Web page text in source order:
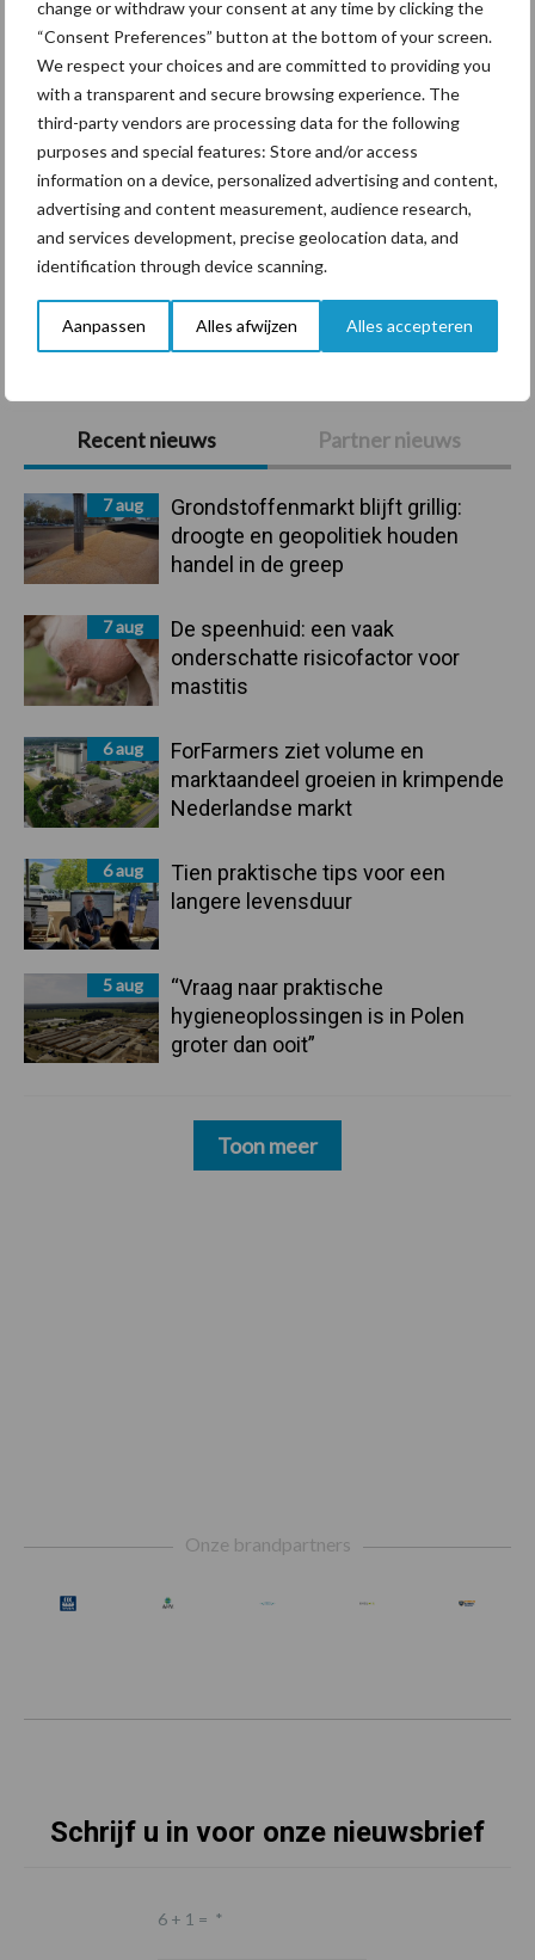
change or withdraw your consent at any time by clicking the
“Consent Preferences” button at the bottom of your screen.
We respect your choices and are committed to providing you
with a transparent and secure browsing experience. The
third-party vendors are processing data for the following
purposes and special features: Store and/or access
information on a device, personalized advertising and content,
advertising and content measurement, audience research,
and services development, precise geolocation data, and
identification through device scanning.
Aanpassen Alles afwijzen Alles accepteren
Primaire
Sidebar
Recent nieuws Partner nieuws
7 aug
Grondstoffenmarkt blijft grillig:
droogte en geopolitiek houden
handel in de greep
7 aug
De speenhuid: een vaak
onderschatte risicofactor voor
mastitis
6 aug
ForFarmers ziet volume en
marktaandeel groeien in krimpende
Nederlandse markt
6 aug
Tien praktische tips voor een
langere levensduur
5 aug
“Vraag naar praktische
hygieneoplossingen is in Polen
groter dan ooit”
Toon meer
Diergezondheid Bemesting Fokkerij
Derogatie Fosfaatrechten
Toon meer
Onze brandpartners
Schrijf u in voor onze nieuwsbrief
6 + 1 = *